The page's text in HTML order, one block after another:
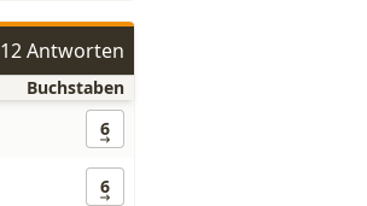
12 Antworten
Buchstaben
6
6